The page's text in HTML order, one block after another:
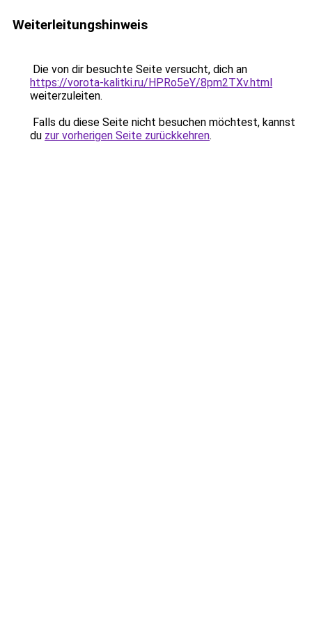
Weiterleitungshinweis
Die von dir besuchte Seite versucht, dich an
https://vorota-kalitki.ru/HPRo5eY/8pm2TXv.html
weiterzuleiten.
Falls du diese Seite nicht besuchen möchtest, kannst
du zur vorherigen Seite zurückkehren.